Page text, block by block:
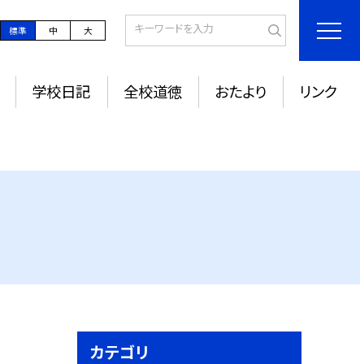
標準 中 大
学校日記 全校道徳 おたより リンク
カテゴリ